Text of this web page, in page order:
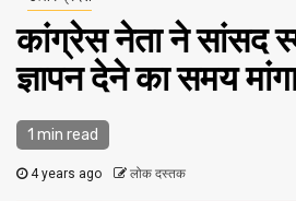
कांग्रेस नेता ने सांसद
ज्ञापन देने का समय
1 min read
4 years ago लोक दस्तक